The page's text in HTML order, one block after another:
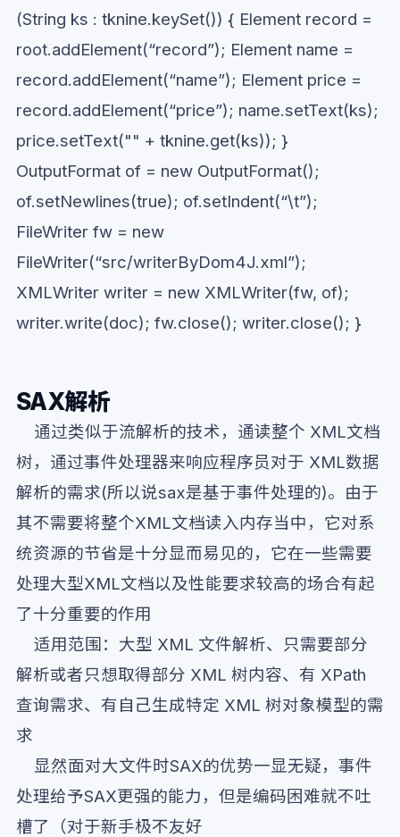
(String ks : tknine.keySet()) { Element record =
root.addElement(“record”); Element name =
record.addElement(“name”); Element price =
record.addElement(“price”); name.setText(ks);
price.setText("" + tknine.get(ks)); }
OutputFormat of = new OutputFormat();
of.setNewlines(true); of.setIndent(“\t”);
FileWriter fw = new
FileWriter(“src/writerByDom4J.xml”);
XMLWriter writer = new XMLWriter(fw, of);
writer.write(doc); fw.close(); writer.close(); }
SAX解析
通过类似于流解析的技术，通读整个 XML文档
树，通过事件处理器来响应程序员对于 XML数据
解析的需求(所以说sax是基于事件处理的)。由于
其不需要将整个XML文档读入内存当中，它对系
统资源的节省是十分显而易见的，它在一些需要
处理大型XML文档以及性能要求较高的场合有起
了十分重要的作用
适用范围：大型 XML 文件解析、只需要部分
解析或者只想取得部分 XML 树内容、有 XPath
查询需求、有自己生成特定 XML 树对象模型的需
求
显然面对大文件时SAX的优势一显无疑，事件
处理给予SAX更强的能力，但是编码困难就不吐
槽了（对于新手极不友好